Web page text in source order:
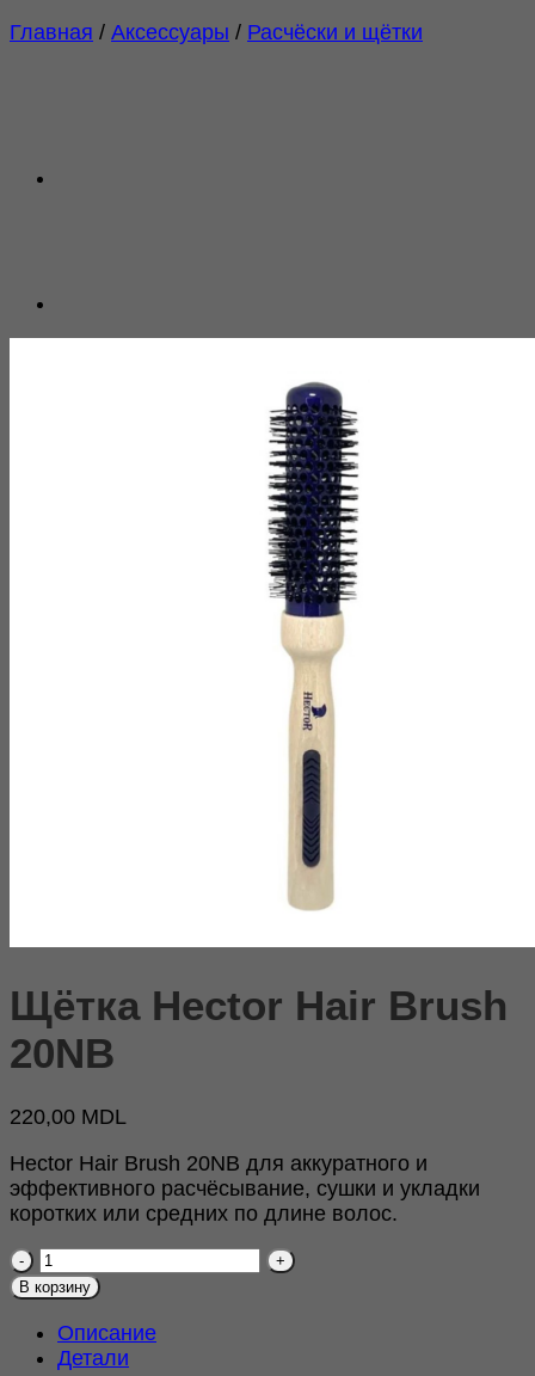
Главная / Аксессуары / Расчёски и щётки
Щётка Hector Hair Brush
20NB
220,00 MDL
Hector Hair Brush 20NB для аккуратного и
эффективного расчёсывание, сушки и укладки
коротких или средних по длине волос.
Количество
товара
Щётка
Hair
Brush
В корзину
Описание
Детали